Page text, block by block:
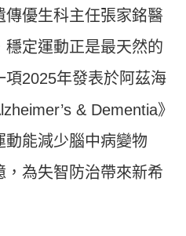
傳優生科主任張家銘醫
穩定運動正是最天然的
項2025年發表於阿茲海
& Dementia》
動能減少腦中病變物
，為失智防治帶來新希